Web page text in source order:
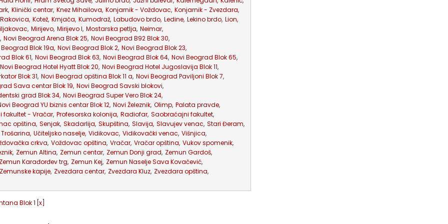
, Klinički centar, Knez Mihailova, Konjarnik - Voždovac, Konjarnik - Zvezdara,
, Kotež, Krnjača, Kumodraž, Labudovo brdo, Ledine, Lekino brdo, Lion,
, Mirijevo, Mirijevo I, Mostarska petlja, Neimar,
, Novi Beograd Arena Blok 25, Novi Beograd B92 Blok 30,
Blok 19a, Novi Beograd Blok 2, Novi Beograd Blok 23,
Blok 61, Novi Beograd Blok 63, Novi Beograd Blok 64, Novi Beograd Blok 65,
Novi Beograd Hotel Hyatt Blok 20, Novi Beograd Hotel Jugoslavija Blok 11,
Blok 31, Novi Beograd opština Blok 11 a, Novi Beograd Paviljoni Blok 7,
Sava centar Blok 19, Novi Beograd Savski blokovi,
grad Blok 34, Novi Beograd Super Vero Blok 24,
Beograd YU biznis centar Blok 12, Novi Železnik, Olimp, Palata pravde,
fakultet - Vračar, Profesorska kolonija, Radiofar, Saobraćajni fakultet,
opština, Senjak, Skadarlija, Skupština, Slavija, Slavujev venac, Stari Đeram,
Trošarina, Učiteljsko naselje, Vidikovac, Vidikovački venac, Višnjica,
crkva, Voždovac opština, Vračar, Vračar opština, Vukov spomenik,
, Zemun Altina, Zemun centar, Zemun Donji grad, Zemun Gardoš,
Karađorđev trg, Zemun Kej, Zemun Naselje Sava Kovačević,
Zemunske kapije, Zvezdara centar, Zvezdara Kluz, Zvezdara opština,
Blok 1 [x]